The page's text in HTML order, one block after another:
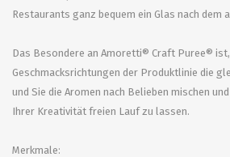
Restaurants ganz bequem ein Glas nach dem
Das Besondere an Amoretti® Craft Puree®
Geschmacksrichtungen der Produktlinie die
und Sie die Aromen nach Belieben mischen
Ihrer Kreativität freien Lauf zu lassen.
Merkmale: